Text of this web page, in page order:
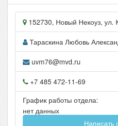
152730, Новый Некоуз, ул.
Тараскина Любовь
uvm76@mvd.ru
+7 485 472-11-69
График работы отдела:
нет данных
Написать